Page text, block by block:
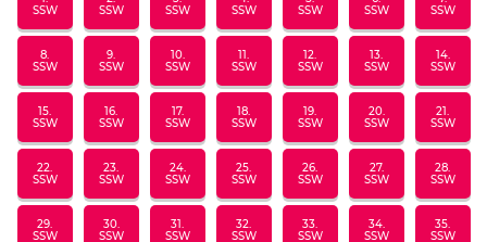
SSW
SSW
SSW
SSW
SSW
SSW
SSW
8.
SSW
9.
SSW
10.
SSW
11.
SSW
12.
SSW
13.
SSW
14.
SSW
15.
SSW
16.
SSW
17.
SSW
18.
SSW
19.
SSW
20.
SSW
21.
SSW
22.
SSW
23.
SSW
24.
SSW
25.
SSW
26.
SSW
27.
SSW
28.
SSW
29.
SSW
30.
SSW
31.
SSW
32.
SSW
33.
SSW
34.
SSW
35.
SSW